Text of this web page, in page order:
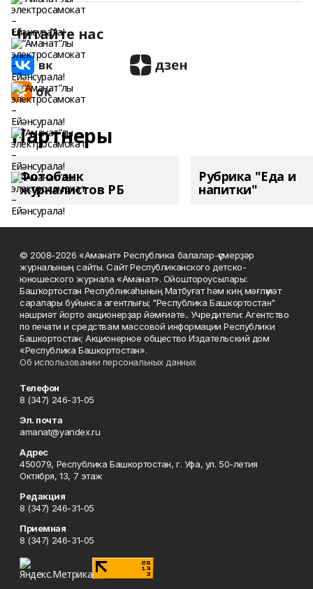
Читайте нас
Партнеры
Фотобанк
журналистов РБ
Рубрика "Еда и
напитки"
© 2008-2026 «Аманат» Республика балалар-үҫмерҙәр
журналының сайты. Сайт Республиканского детско-
юношеского журнала «Аманат». Ойоштороусылары:
Башҡортостан Республикаһының Матбуғат һәм киң мәғлүмәт
саралары буйынса агентлығы; "Республика Башкортостан"
нәшриәт йорто акционерҙар йәмғиәте.. Учредители: Агентство
по печати и средствам массовой информации Республики
Башкортостан; Акционерное общество Издательский дом
«Республика Башкортостан».
Об использовании персональных данных
Телефон
8 (347) 246-31-05
Эл. почта
amanat@yandex.ru
Адрес
450079, Республика Башкортостан, г. Уфа, ул. 50-летия
Октября, 13, 7 этаж
Редакция
8 (347) 246-31-05
Приемная
8 (347) 246-31-05